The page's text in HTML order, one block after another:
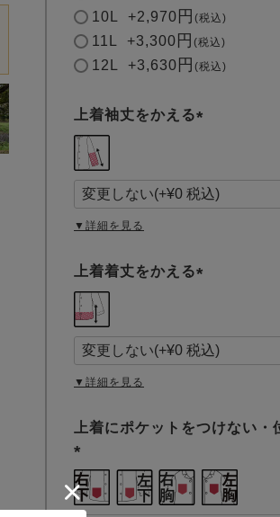
10L +2,970 税込
11L +3,300 税込
12L +3,630 税込
上着袖丈をかえる
須
)
▼詳細を見る
上着着丈をかえる
須
)
▼詳細を見る
上着にポケットをつけない・
(
必